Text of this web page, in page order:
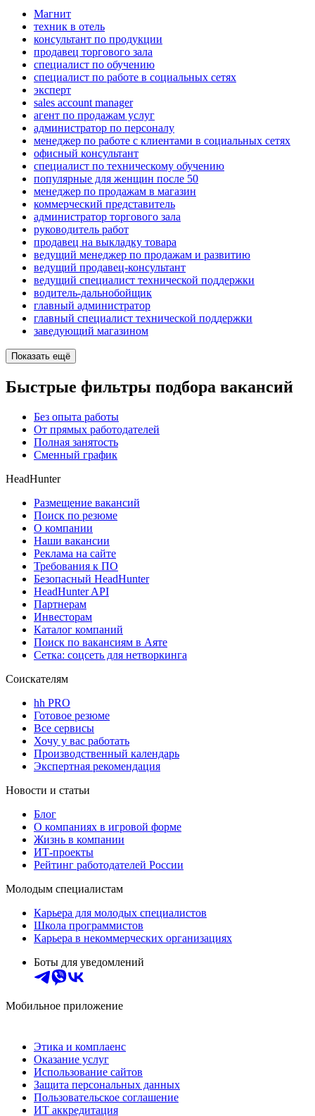
Магнит
техник в отель
консультант по продукции
продавец торгового зала
специалист по обучению
специалист по работе в социальных сетях
эксперт
sales account manager
агент по продажам услуг
администратор по персоналу
менеджер по работе с клиентами в социальных сетях
офисный консультант
специалист по техническому обучению
популярные для женщин после 50
менеджер по продажам в магазин
коммерческий представитель
администратор торгового зала
руководитель работ
продавец на выкладку товара
ведущий менеджер по продажам и развитию
ведущий продавец-консультант
ведущий специалист технической поддержки
водитель-дальнобойщик
главный администратор
главный специалист технической поддержки
заведующий магазином
Показать ещё
Быстрые фильтры подбора вакансий
Без опыта работы
От прямых работодателей
Полная занятость
Сменный график
HeadHunter
Размещение вакансий
Поиск по резюме
О компании
Наши вакансии
Реклама на сайте
Требования к ПО
Безопасный HeadHunter
HeadHunter API
Партнерам
Инвесторам
Каталог компаний
Поиск по вакансиям в Аяте
Сетка: соцсеть для нетворкинга
Соискателям
hh PRO
Готовое резюме
Все сервисы
Хочу у вас работать
Производственный календарь
Экспертная рекомендация
Новости и статьи
Блог
О компаниях в игровой форме
Жизнь в компании
ИТ-проекты
Рейтинг работодателей России
Молодым специалистам
Карьера для молодых специалистов
Школа программистов
Карьера в некоммерческих организациях
Боты для уведомлений
Мобильное приложение
Этика и комплаенс
Оказание услуг
Использование сайтов
Защита персональных данных
Пользовательское соглашение
ИТ аккредитация